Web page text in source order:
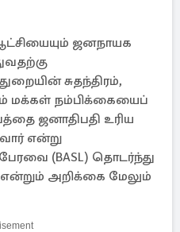
ஜனநாயக
சுதந்திரம்,
மக்கள் நம்பிக்கையைப்
ஜனாதிபதி உரிய
என்று
(BASL) தொடர்ந்து
அறிக்கை மேலும்